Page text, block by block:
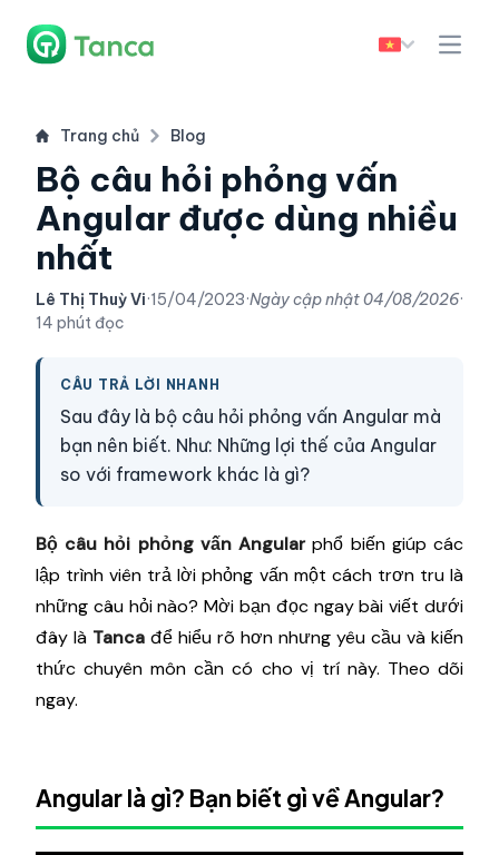
Trang chủ Blog
Bộ câu hỏi phỏng vấn
Angular được dùng nhiều
nhất
Lê Thị Thuỳ Vi·15/04/2023·Ngày cập nhật04/08/2026·
14 phút đọc
CÂU TRẢ LỜI NHANH
Sau đây là bộ câu hỏi phỏng vấn Angular mà
bạn nên biết. Như: Những lợi thế của Angular
so với framework khác là gì?
Bộ câu hỏi phỏng vấn Angularphổ biến giúp các
lập trình viên trả lời phỏng vấn một cách trơn tru là
những câu hỏi nào? Mời bạn đọc ngay bài viết dưới
đây là Tanca để hiểu rõ hơn nhưng yêu cầu và kiến
thức chuyên môn cần có cho vị trí này. Theo dõi
ngay.
Angular là gì? Bạn biết gì về Angular?